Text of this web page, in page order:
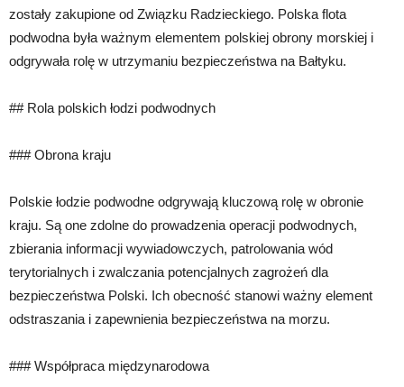
zostały zakupione od Związku Radzieckiego. Polska flota
podwodna była ważnym elementem polskiej obrony morskiej i
odgrywała rolę w utrzymaniu bezpieczeństwa na Bałtyku.
## Rola polskich łodzi podwodnych
### Obrona kraju
Polskie łodzie podwodne odgrywają kluczową rolę w obronie
kraju. Są one zdolne do prowadzenia operacji podwodnych,
zbierania informacji wywiadowczych, patrolowania wód
terytorialnych i zwalczania potencjalnych zagrożeń dla
bezpieczeństwa Polski. Ich obecność stanowi ważny element
odstraszania i zapewnienia bezpieczeństwa na morzu.
### Współpraca międzynarodowa